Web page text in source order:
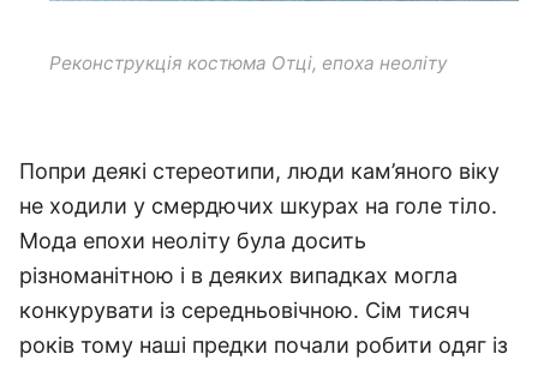
Реконструкція костюма Отці, епоха неоліту
Попри деякі стереотипи, люди кам’яного віку
не ходили у смердючих шкурах на голе тіло.
Мода епохи неоліту була досить
різноманітною і в деяких випадках могла
конкурувати із середньовічною. Сім тисяч
років тому наші предки почали робити одяг із